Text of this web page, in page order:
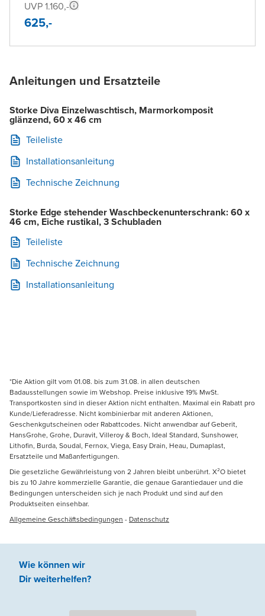
UVP 1.160,-
625,-
Anleitungen und Ersatzteile
Storke Diva Einzelwaschtisch, Marmorkomposit
glänzend, 60 x 46 cm
Teileliste
Installationsanleitung
Technische Zeichnung
Storke Edge stehender Waschbeckenunterschrank: 60 x
46 cm, Eiche rustikal, 3 Schubladen
Teileliste
Technische Zeichnung
Installationsanleitung
*Die Aktion gilt vom 01.08. bis zum 31.08. in allen deutschen
Badausstellungen sowie im Webshop. Preise inklusive 19% MwSt.
Transportkosten sind in dieser Aktion nicht enthalten. Maximal ein Rabatt pro
Kunde/Lieferadresse. Nicht kombinierbar mit anderen Aktionen,
Geschenkgutscheinen oder Rabattcodes. Nicht anwendbar auf Geberit,
HansGrohe, Grohe, Duravit, Villeroy & Boch, Ideal Standard, Sunshower,
Lithofin, Burda, Soudal, Fernox, Viega, Easy Drain, Heau, Dumaplast,
Ersatzteile und Maßanfertigungen.
Die gesetzliche Gewährleistung von 2 Jahren bleibt unberührt. X²O bietet
bis zu 10 Jahre kommerzielle Garantie, die genaue Garantiedauer und die
Bedingungen unterscheiden sich je nach Produkt und sind auf den
Produktseiten einsehbar.
Allgemeine Geschäftsbedingungen - Datenschutz
Wie können wir
Dir weiterhelfen?